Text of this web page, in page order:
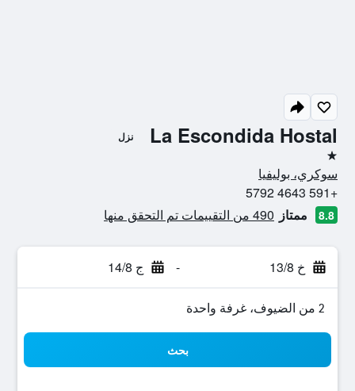
La Escondida Hostal نزل
نجمة واحدة
سوكري، بوليفيا
+591 4643 5792
8.8 ممتاز 490 من التقييمات تم التحقق منها
خ 13/8 - ج 14/8
2 من الضيوف، غرفة واحدة
بحث